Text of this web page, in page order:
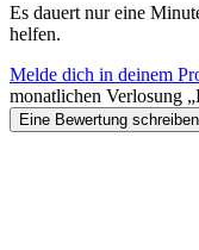
Es dauert nur eine
helfen.
Melde dich in deinem
monatlichen Verlosung
Eine Bewertung schreiben